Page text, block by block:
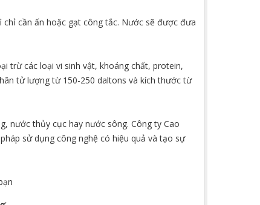
cần ấn hoặc gạt công tắc. Nước sẽ được đưa
trừ các loại vi sinh vật, khoáng chất, protein,
tử lượng từ 150-250 daltons và kích thước từ
nước thủy cục hay nước sông. Công ty Cao
sử dụng công nghệ có hiệu quả và tạo sự